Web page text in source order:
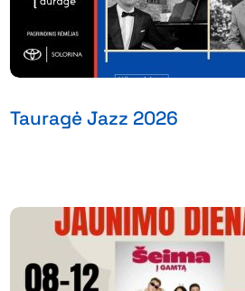
Tauragė Jazz 2026